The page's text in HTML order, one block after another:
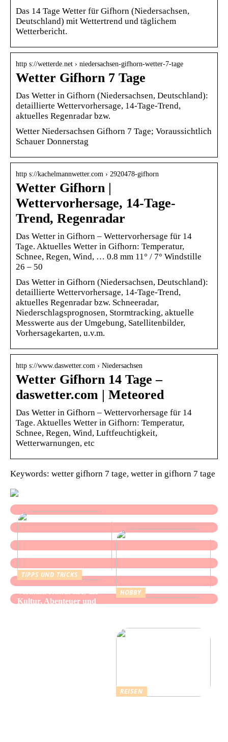
Das 14 Tage Wetter für Gifhorn (Niedersachsen,
Deutschland) mit Wettertrend und täglichem
Wetterbericht.
http s://wetterde.net › niedersachsen-gifhorn-wetter-7-tage
Wetter Gifhorn 7 Tage
Das Wetter in Gifhorn (Niedersachsen, Deutschland):
detaillierte Wettervorhersage, 14-Tage-Trend,
aktuelles Regenradar bzw.
Wetter Niedersachsen Gifhorn 7 Tage; Voraussichtlich
Schauer Donnerstag
http s://kachelmannwetter.com › 2920478-gifhorn
Wetter Gifhorn |
Wettervorhersage, 14-Tage-
Trend, Regenradar
Das Wetter in Gifhorn – Wettervorhersage für 14
Tage. Aktuelles Wetter in Gifhorn: Temperatur,
Schnee, Regen, Wind, … 0.8 mm 11° / 7° Windstille
26 – 50
Das Wetter in Gifhorn (Niedersachsen, Deutschland):
detaillierte Wettervorhersage, 14-Tage-Trend,
aktuelles Regenradar bzw. Schneeradar,
Niederschlagsprognosen, Stormtracking, aktuelle
Messwerte aus der Umgebung, Satellitenbilder,
Vorhersagekarten, u.v.m.
http s://www.daswetter.com › Niedersachsen
Wetter Gifhorn 14 Tage –
daswetter.com | Meteored
Das Wetter in Gifhorn – Wettervorhersage für 14
Tage. Aktuelles Wetter in Gifhorn: Temperatur,
Schnee, Regen, Wind, Luftfeuchtigkeit,
Wetterwarnungen, etc
Keywords: wetter gifhorn 7 tage, wetter in gifhorn 7 tage
TIPPS UND TRICKS
Kultur, Abenteuer und
HOBBY
REISEN